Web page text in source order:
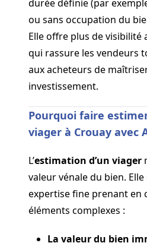
durée définie (par
ou sans occupation du
Elle offre plus de visibilité
qui rassure les vendeurs
aux acheteurs de
investissement.
Pourquoi faire
viager à Crouay avec
L’estimation d’un viager
valeur vénale du bien.
expertise fine prenant en
éléments complexes :
La valeur du bien